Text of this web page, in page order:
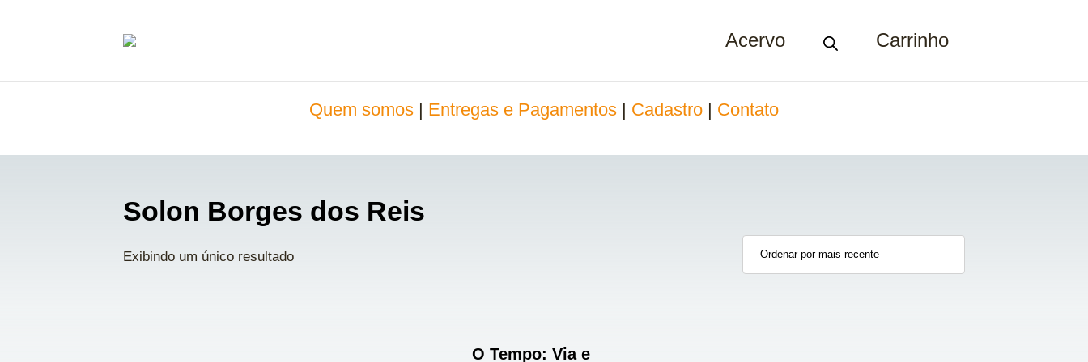
Acervo Carrinho
Quem somos Entregas e Pagamentos Cadastro Contato
Solon Borges dos Reis
Exibindo um único resultado
O Tempo: Via e